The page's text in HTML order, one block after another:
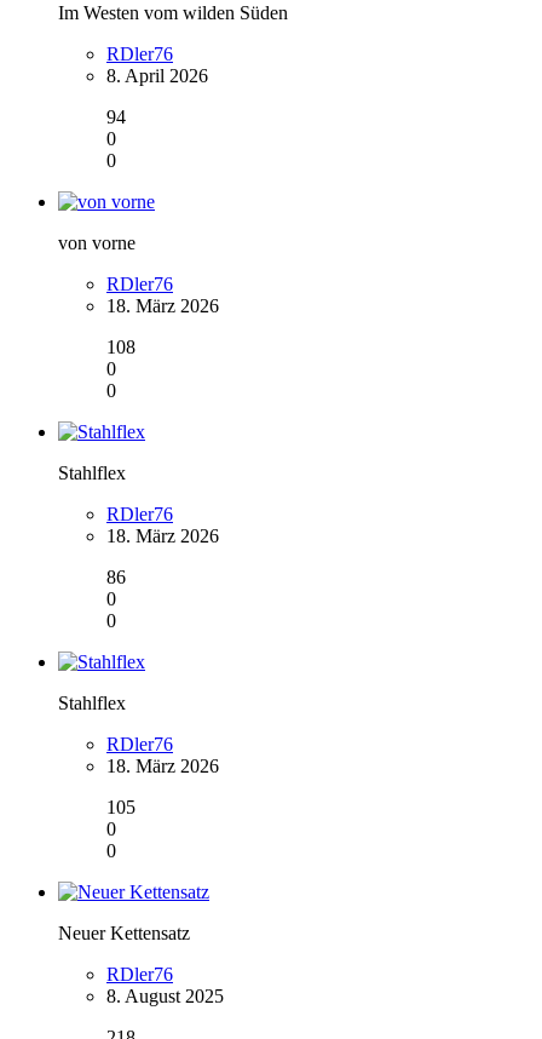
Im Westen vom wilden Süden
RDler76
8. April 2026
94
0
0
von vorne
RDler76
18. März 2026
108
0
0
Stahlflex
RDler76
18. März 2026
86
0
0
Stahlflex
RDler76
18. März 2026
105
0
0
Neuer Kettensatz
RDler76
8. August 2025